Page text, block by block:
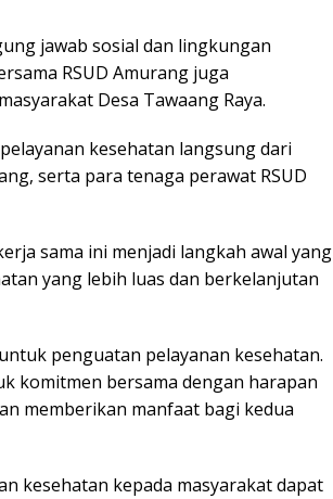
jawab sosial dan lingkungan
RSUD Amurang juga
Desa Tawaang Raya.
kesehatan langsung dari
serta para tenaga perawat RSUD
sama ini menjadi langkah awal yang
yang lebih luas dan berkelanjutan
penguatan pelayanan kesehatan.
komitmen bersama dengan harapan
memberikan manfaat bagi kedua
kesehatan kepada masyarakat dapat